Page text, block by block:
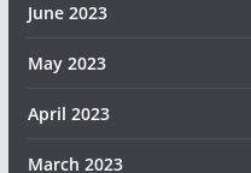
June 2023
May 2023
April 2023
March 2023